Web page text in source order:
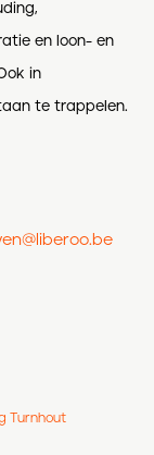
en loon- en
in
te trappelen.
Turnhout